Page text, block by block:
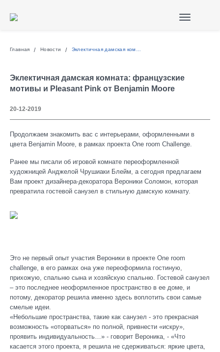
Главная Новости
Эклектичная дамская комната: французские
мотивы и Pleasant Pink от Benjamin Moore
20-12-2019
Продолжаем знакомить вас с интерьерами, оформленными в
цвета Benjamin Moore, в рамках проекта One room Challenge.
Ранее мы писали об игровой комнате переоформленной
художницей Анджелой Чрушиаки Блейм, а сегодня предлагаем
Вам проект дизайнера-декоратора Вероники Соломон, которая
превратила гостевой санузел в стильную дамскую комнату.
Это не первый опыт участия Вероники в проекте One room
challenge, в его рамках она уже переоформила гостиную,
прихожую, спальню сына и хозяйскую спальню. Гостевой санузел
– это последнее неоформленное пространство в ее доме, и
потому, декоратор решила именно здесь воплотить свои самые
смелые идеи.
«Небольшие пространства, такие как санузел - это прекрасная
возможность «оторваться» по полной, привнести «искру»,
проявить индивидуальность…» - говорит Вероника, - «Что
касается этого проекта, я решила не сдерживаться: яркие цвета,